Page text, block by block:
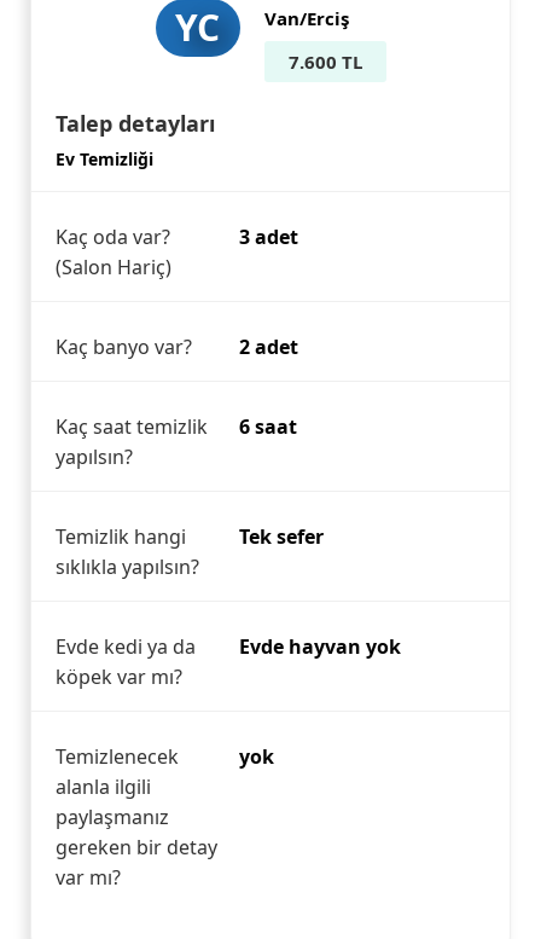
YC
Van/Erciş
7.600 TL
Talep detayları
Ev Temizliği
Kaç oda var?
(Salon Hariç)
3 adet
Kaç banyo var? 2 adet
Kaç saat temizlik
yapılsın?
6 saat
Temizlik hangi
sıklıkla yapılsın?
Tek sefer
Evde kedi ya da
köpek var mı?
Evde hayvan yok
Temizlenecek
alanla ilgili
paylaşmanız
gereken bir detay
var mı?
yok